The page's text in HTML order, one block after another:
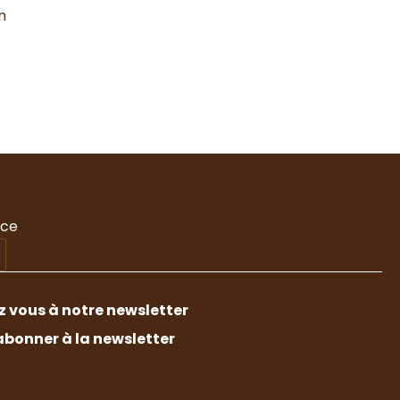
vous à notre newsletter
à la newsletter